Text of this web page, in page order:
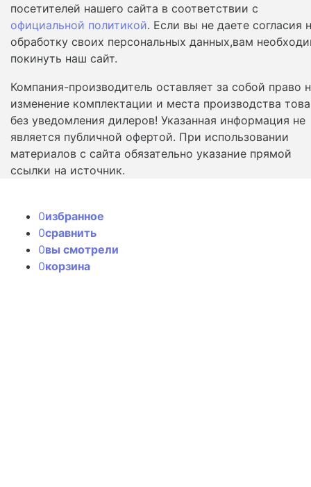
посетителей нашего сайта в соответствии с
официальной политикой. Если вы не даете согласия
обработку своих персональных данных,вам
покинуть наш сайт.
Компания-производитель оставляет за собой право
изменение комплектации и места производства
без уведомления дилеров! Указанная информация не
является публичной офертой. При использовании
материалов с сайта обязательно указание прямой
ссылки на источник.
0избранное
0сравнить
0вы смотрели
0корзина